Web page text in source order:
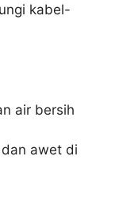
kabel-
air bersih
dan awet di